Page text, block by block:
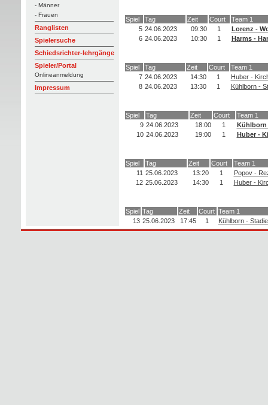
- Männer
- Frauen
Ranglisten
Spielersuche
Schiedsrichter-lehrgänge
Spieler/Portal
Onlineanmeldung
Impressum
Spiel Tag Zeit Court
Team 1
5 24.06.2023 09:30 1
Lorenz -
6 24.06.2023 10:30 1 Harms -
Spiel Tag Zeit Court
Team 1
7 24.06.2023 14:30 1
Huber -
8 24.06.2023 13:30 1 Kühlborn -
Spiel Tag Zeit Court
Team 1
9 24.06.2023 18:00 1
Kühlborn
10 24.06.2023 19:00 1 Huber -
Spiel Tag Zeit Court
Team 1
11 25.06.2023 13:20 1
Popov -
12 25.06.2023 14:30 1 Huber -
Spiel Tag Zeit Court Team 1
13 25.06.2023 17:45 1 Kühlborn -